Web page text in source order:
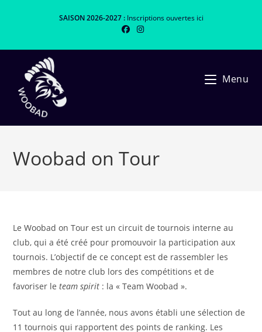
SAISON 2026-2027 :Inscriptions ouvertes ici
Menu
Woobad on Tour
Le Woobad on Tour est un circuit de tournois interne au
club, qui a été créé pour promouvoir la participation aux
tournois. L’objectif de ce concept est de rassembler les
membres de notre club lors des compétitions et de
favoriser leteam spirit : la « Team Woobad ».
Tout au long de l’année, nous avons établi une sélection de
11 tournois qui rapportent des points de ranking. Les